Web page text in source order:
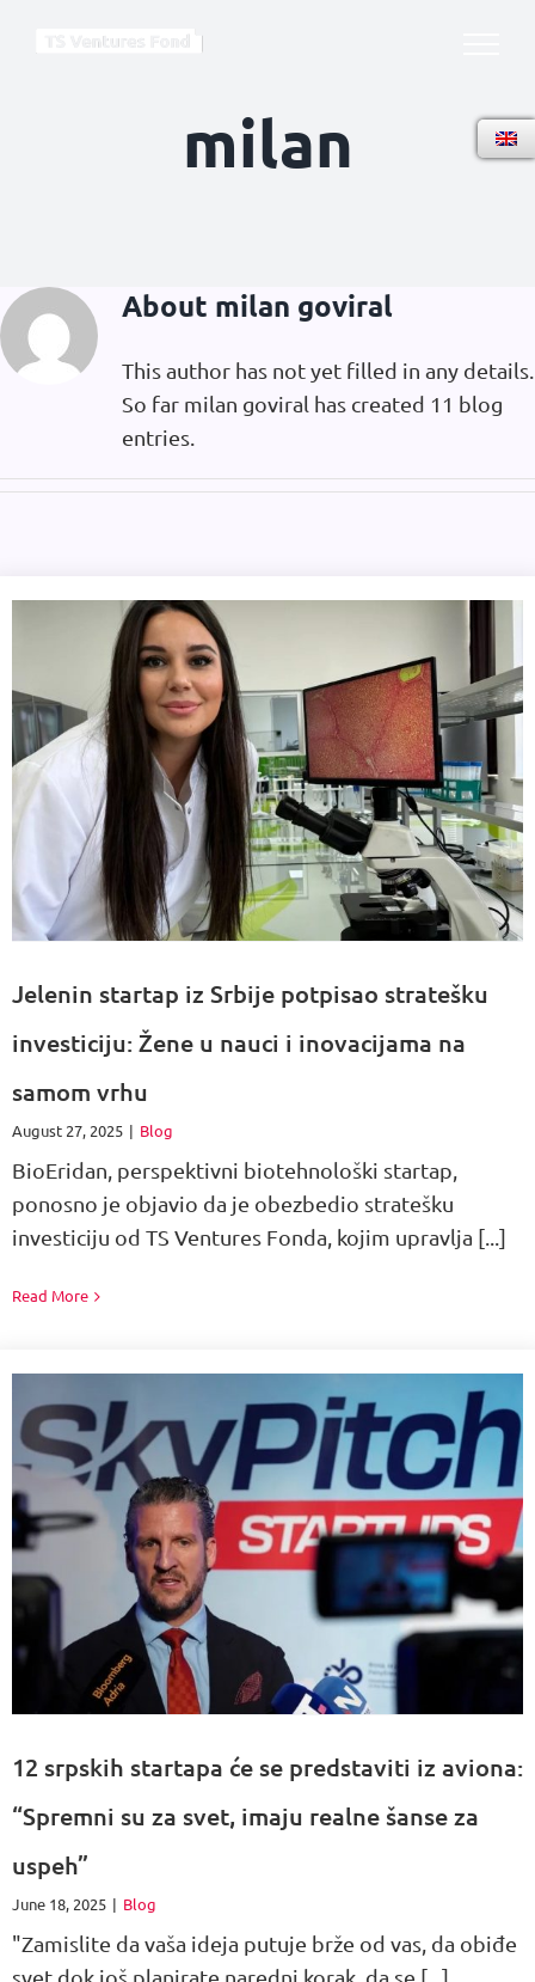
milan
About milan goviral
This author has not yet filled in any details.
So far milan goviral has created 11 blog
entries.
Jelenin startap iz Srbije potpisao stratešku
investiciju: Žene u nauci i inovacijama na
samom vrhu
August 27, 2025 | Blog
BioEridan, perspektivni biotehnološki startap,
ponosno je objavio da je obezbedio stratešku
investiciju od TS Ventures Fonda, kojim upravlja [...]
Read More
12 srpskih startapa će se predstaviti iz aviona:
“Spremni su za svet, imaju realne šanse za
uspeh”
June 18, 2025 | Blog
"Zamislite da vaša ideja putuje brže od vas, da obiđe